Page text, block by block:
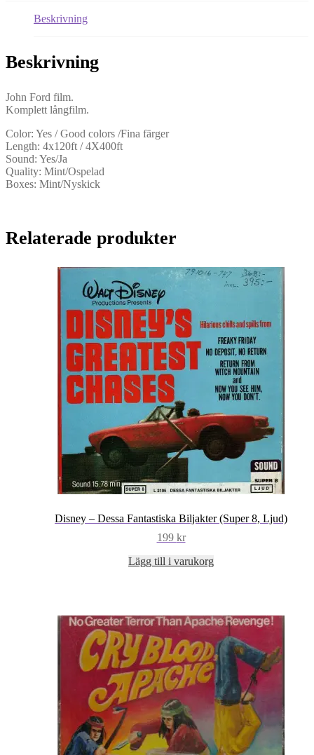
Beskrivning
Beskrivning
John Ford film.
Komplett långfilm.
Color: Yes / Good colors /Fina färger
Length: 4x120ft / 4X400ft
Sound: Yes/Ja
Quality: Mint/Ospelad
Boxes: Mint/Nyskick
Relaterade produkter
Disney – Dessa Fantastiska Biljakter (Super 8, Ljud)
199 kr
Lägg till i varukorg